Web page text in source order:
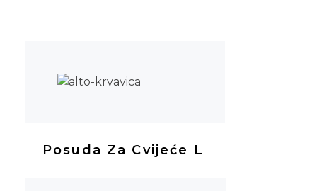
Posuda Za Cvijeće L